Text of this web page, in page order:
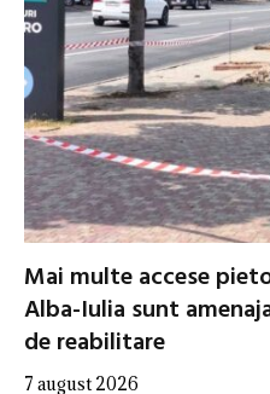
Mai multe accese
Alba-Iulia sunt
de reabilitare
7 august 2026